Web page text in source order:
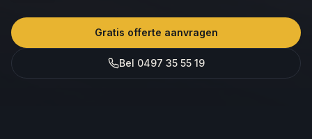
Gratis offerte aanvragen
Bel 0497 35 55 19